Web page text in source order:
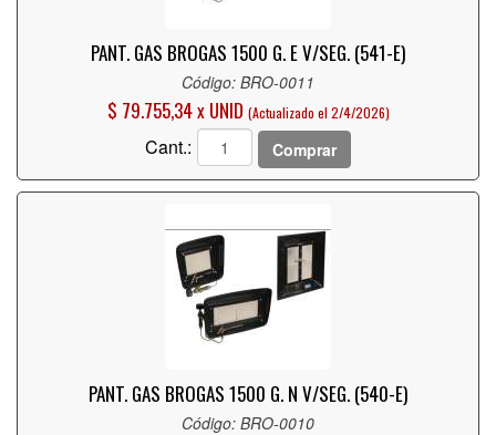
PANT. GAS BROGAS 1500 G. E V/SEG. (541-E)
Código: BRO-0011
$ 79.755,34 x UNID (Actualizado el 2/4/2026)
Cant.: Comprar
PANT. GAS BROGAS 1500 G. N V/SEG. (540-E)
Código: BRO-0010